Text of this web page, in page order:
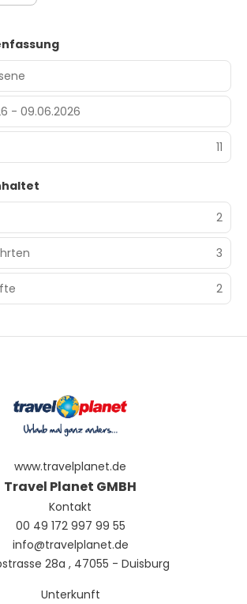
- 09.06.2026
11
2
3
2
www.travelplanet.de
Travel Planet GMBH
Kontakt
00 49 172 997 99 55
info@travelplanet.de
28a , 47055 - Duisburg
Unterkunft